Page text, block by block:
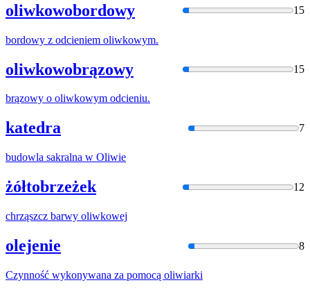
oliwkowobordowy 15
bordowy z odcieniem oliwkowym.
oliwkowobrązowy 15
brązowy o oliwkowym odcieniu.
katedra 7
budowla sakralna w Oliwie
żółtobrzeżek 12
chrząszcz barwy oliwkowej
olejenie 8
Czynność wykonywana za pomocą oliwiarki